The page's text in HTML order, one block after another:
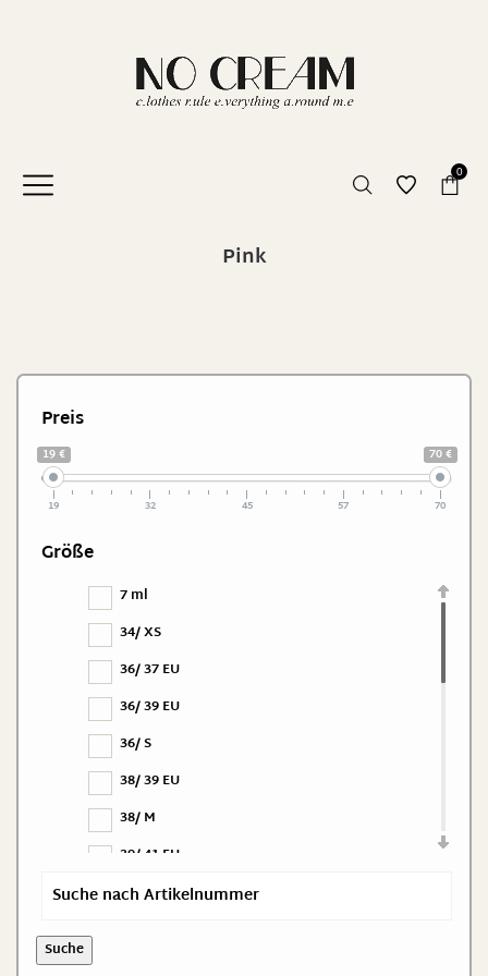
0
Pink
Preis
19 € 70 €
19 32 45 57 70
Größe
7 ml
34/ XS
36/ 37 EU
36/ 39 EU
36/ S
38/ 39 EU
38/ M
39/ 41 EU
40/ 41 EU
Suche